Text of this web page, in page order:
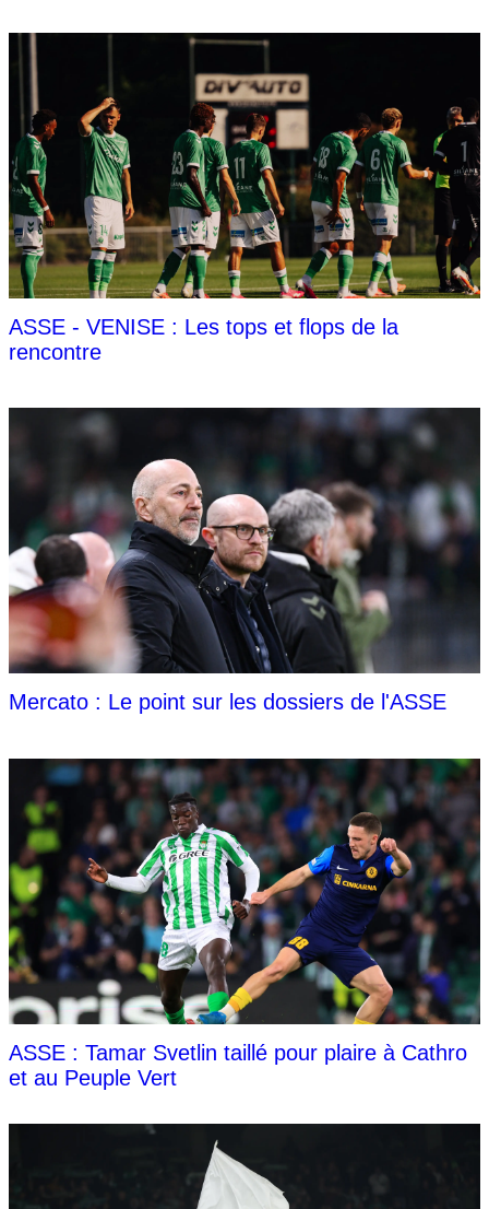
ASSE - VENISE : Les tops et flops de la
rencontre
Mercato : Le point sur les dossiers de l'ASSE
ASSE : Tamar Svetlin taillé pour plaire à Cathro
et au Peuple Vert